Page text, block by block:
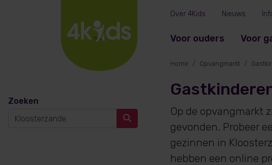
Voor ouders Voor
Over 4Kids Nieuws
Zoeken
Home Opvangmarkt
Op de opvangmarkt
gevonden. Probeer
gezinnen in
hebben een online